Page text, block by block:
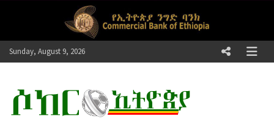
Sunday, August 9, 2026